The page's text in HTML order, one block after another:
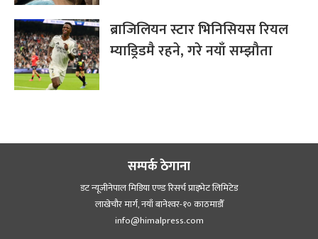
ब्राजिलियन स्टार भिनिसियस रियल
म्याड्रिडमै रहने, गरे नयाँ सम्झौता
सम्पर्क ठेगाना
डट न्यूजीनेपाल मिडिया एण्ड रिसर्च प्राइभेट लिमिटेड
लाखेचौर मार्ग, नयाँ बानेश्‍वर-१० काठमाडौँ
info@himalpress.com